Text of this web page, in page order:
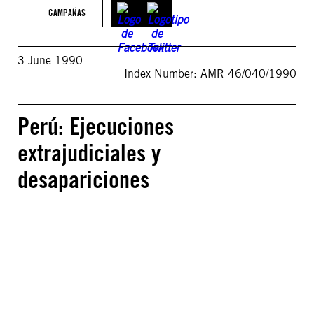
CAMPAÑAS
3 June 1990
Index Number: AMR 46/040/1990
Perú: Ejecuciones
extrajudiciales y
desapariciones